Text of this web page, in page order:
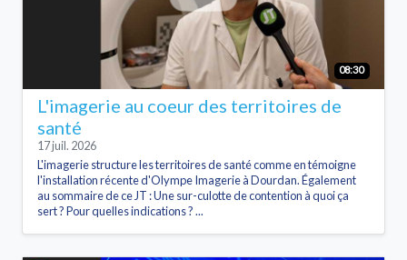
08:30
L'imagerie au coeur des territoires de
santé
17 juil. 2026
L'imagerie structure les territoires de santé comme en témoigne
l'installation récente d'Olympe Imagerie à Dourdan. Également
au sommaire de ce JT : Une sur-culotte de contention à quoi ça
sert ? Pour quelles indications ? ...